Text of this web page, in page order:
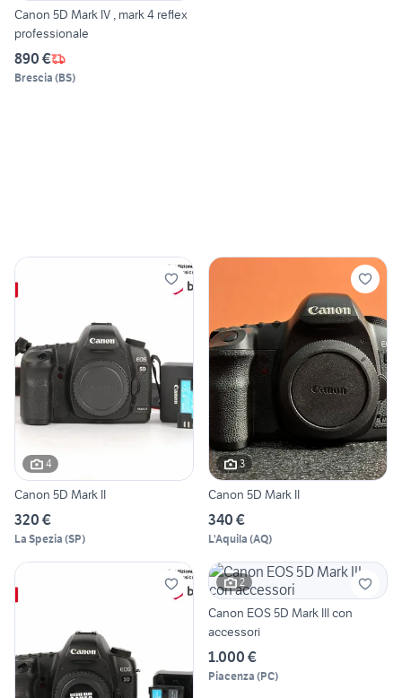
Canon 5D Mark IV , mark 4 reflex
professionale
890 €
Brescia (BS)
4
Canon 5D Mark II
320 €
La Spezia (SP)
3
Canon 5D Mark II
340 €
L'Aquila (AQ)
2
Canon EOS 5D Mark III con
accessori
1.000 €
Piacenza (PC)